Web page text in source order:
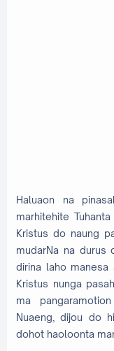
Haluaon na
marhitehite
Kristus do naung
mudarNa na durus
dirina laho manesa
Kristus nunga
ma
Nuaeng, dijou do
dohot haoloonta